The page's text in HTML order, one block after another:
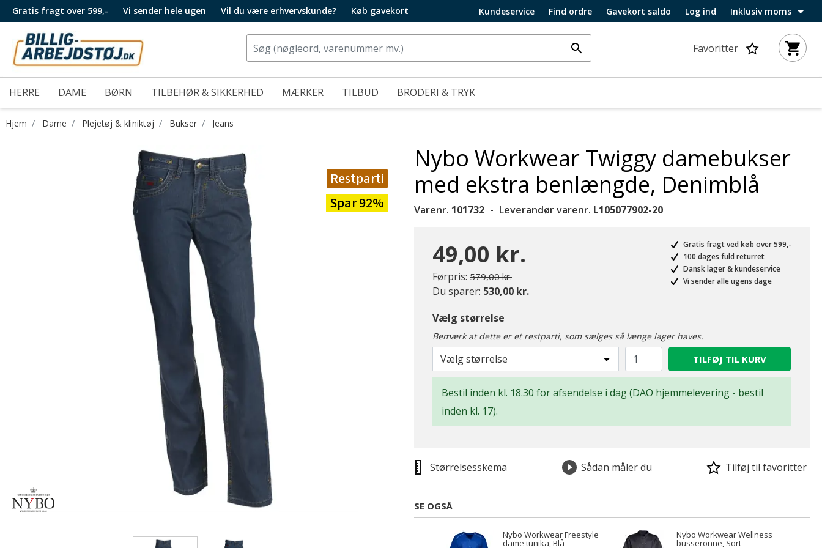
Gratis fragt over 599,- Vi sender hele ugen Vil du være erhvervskunde? Køb gavekort Kundeservice Find ordre Gavekort saldo Log ind Inklusiv moms
Favoritter
HERRE DAME BØRN TILBEHØR & SIKKERHED MÆRKER TILBUD BRODERI & TRYK
Hjem Dame Plejetøj & kliniktøj Bukser Jeans
Restparti
Spar 92%
Nybo Workwear Twiggy damebukser
med ekstra benlængde, Denimblå
Varenr. 101732 Leverandør varenr. L105077902-20
49,00 kr.
Førpris: Pris nedsat fra
579,00 kr.til
Du sparer: 530,00 kr.
Gratis fragt ved køb over 599,-
100 dages fuld returret
Dansk lager & kundeservice
Vi sender alle ugens dage
Vælg størrelse
Bemærk at dette er et restparti, som sælges så længe lager haves.
Vælg størrelse TILFØJ TIL KURV
Bestil inden kl. 18.30 for afsendelse i dag (DAO hjemmelevering - bestil
inden kl. 17).
Størrelsesskema Sådan måler du Tilføj til favoritter
SE OGSÅ
Nybo Workwear Freestyle
dame tunika, Blå
Nybo Workwear Wellness
busseronne, Sort